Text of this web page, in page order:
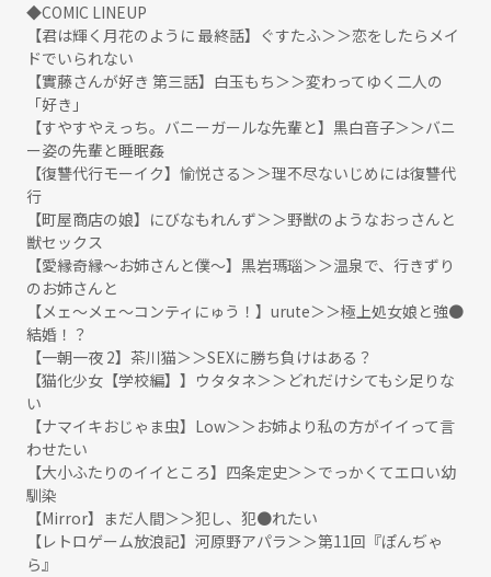
◆COMIC LINEUP
【君は輝く月花のように 最終話】ぐすたふ＞＞恋をしたらメイ
ドでいられない
【實藤さんが好き 第三話】白玉もち＞＞変わってゆく二人の
「好き」
【すやすやえっち。バニーガールな先輩と】黒白音子＞＞バニ
ー姿の先輩と睡眠姦
【復讐代行モーイク】愉悦さる＞＞理不尽ないじめには復讐代
行
【町屋商店の娘】にびなもれんず＞＞野獣のようなおっさんと
獣セックス
【愛縁奇縁〜お姉さんと僕〜】黒岩瑪瑙＞＞温泉で、行きずり
のお姉さんと
【メェ〜メェ〜コンティにゅう！】urute＞＞極上処女娘と強●
結婚！？
【一朝一夜 2】茶川猫＞＞SEXに勝ち負けはある？
【猫化少女【学校編】】ウタタネ＞＞どれだけシてもシ足りな
い
【ナマイキおじゃま虫】Low＞＞お姉より私の方がイイって言
わせたい
【大小ふたりのイイところ】四条定史＞＞でっかくてエロい幼
馴染
【Mirror】まだ人間＞＞犯し、犯●れたい
【レトロゲーム放浪記】河原野アパラ＞＞第11回『ぽんぢゃ
ら』